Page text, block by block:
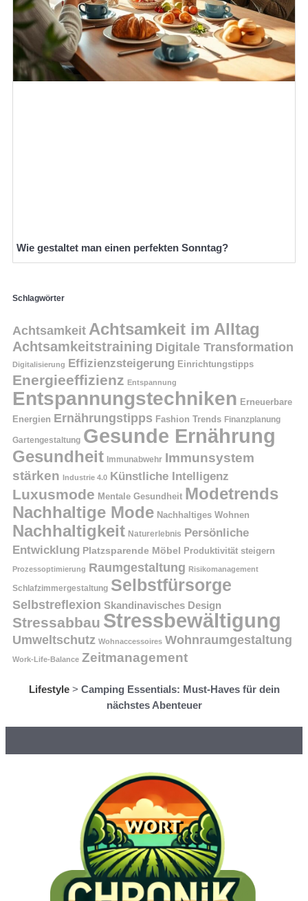
Wie gestaltet man einen perfekten Sonntag?
Schlagwörter
Achtsamkeit Achtsamkeit im Alltag
Achtsamkeitstraining Digitale Transformation
Digitalisierung Effizienzsteigerung Einrichtungstipps
Energieeffizienz Entspannung
Entspannungstechniken Erneuerbare
Energien Ernährungstipps Fashion Trends Finanzplanung
Gartengestaltung Gesunde Ernährung
Gesundheit Immunabwehr Immunsystem
stärken
Industrie 4.0 Künstliche Intelligenz
Luxusmode Mentale Gesundheit Modetrends
Nachhaltige Mode Nachhaltiges Wohnen
Nachhaltigkeit Naturerlebnis Persönliche
Entwicklung Platzsparende Möbel Produktivität steigern
Prozessoptimierung Raumgestaltung Risikomanagement
Schlafzimmergestaltung Selbstfürsorge
Selbstreflexion Skandinavisches Design
Stressabbau Stressbewältigung
Umweltschutz Wohnaccessoires Wohnraumgestaltung
Work-Life-Balance Zeitmanagement
Lifestyle> Camping Essentials: Must-Haves für dein
nächstes Abenteuer